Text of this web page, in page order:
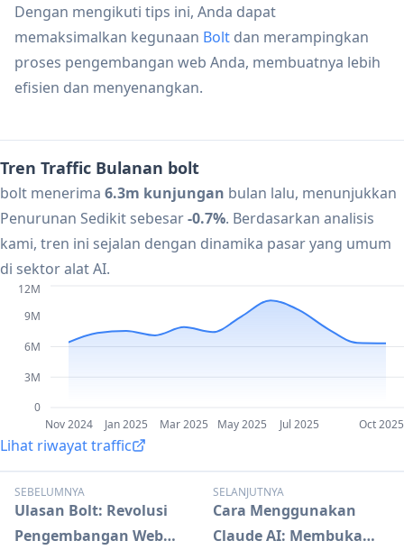
Dengan mengikuti tips ini, Anda dapat
memaksimalkan kegunaan Bolt dan merampingkan
proses pengembangan web Anda, membuatnya lebih
efisien dan menyenangkan.
Tren Traffic Bulanan bolt
bolt menerima 6.3m kunjungan bulan lalu, menunjukkan
Penurunan Sedikit sebesar-0.7%. Berdasarkan analisis
kami, tren ini sejalan dengan dinamika pasar yang umum
di sektor alat AI.
Nov 2024 Jan 2025 Mar 2025 May 2025 Jul 2025 Oct 2025
0
3M
6M
9M
12M
Lihat riwayat traffic
SEBELUMNYA
Ulasan Bolt: Revolusi
Pengembangan Web
SELANJUTNYA
Cara Menggunakan
Claude AI: Membuka